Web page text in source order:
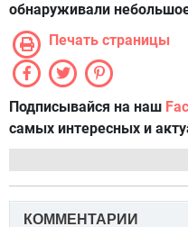
обнаруживали
Печать страницы
Подписывайся на наш
самых интересных и
КОММЕНТАРИИ